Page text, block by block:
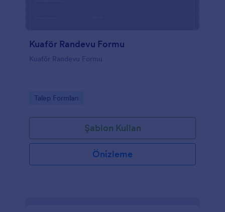
Kuaför Randevu Formu
Kuaför Randevu Formu
Go to Category:
Talep Formları
Şablon Kullan
Önizleme